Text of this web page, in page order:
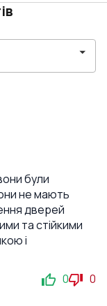
були
не мають
дверей
та стійкими
і
0 0